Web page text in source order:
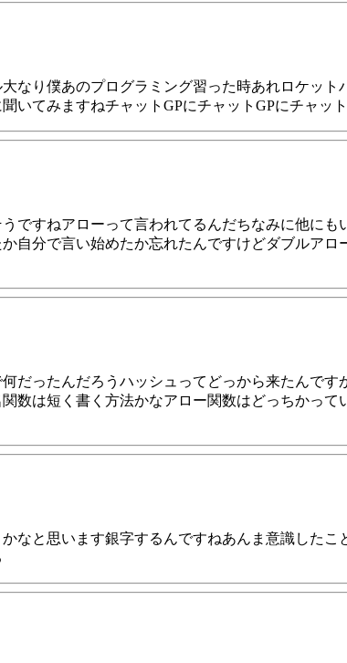
なり僕あのプログラミング習った時あれロケッ
いてみますねチャットGPにチャットGPにチャッ
ですねアローって言われてるんだちなみに他に
自分で言い始めたか忘れたんですけどダブルア
だったんだろうハッシュってどっから来たんで
数は短く書く方法かなアロー関数はどっちかっ
なと思います銀字するんですねあんま意識した